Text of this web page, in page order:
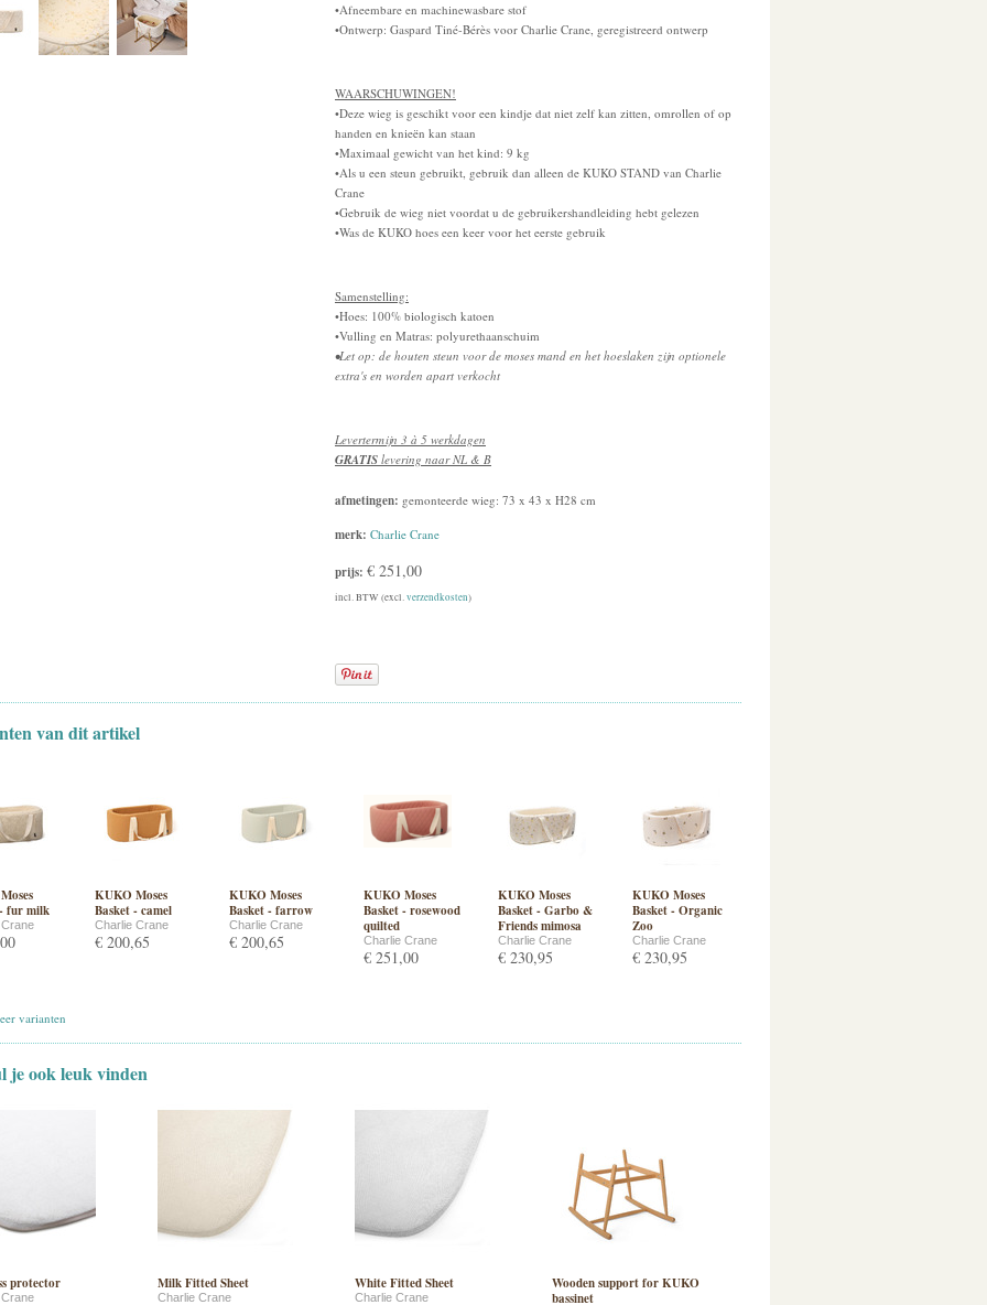
•Afneembare en machinewasbare stof
•Ontwerp: Gaspard Tiné-Bérès voor Charlie Crane, geregistreerd ontwerp
WAARSCHUWINGEN!
•Deze wieg is geschikt voor een kindje dat niet zelf kan zitten, omrollen of op
handen en knieën kan staan
•Maximaal gewicht van het kind: 9 kg
•Als u een steun gebruikt, gebruik dan alleen de KUKO STAND van Charlie
Crane
•Gebruik de wieg niet voordat u de gebruikershandleiding hebt gelezen
•Was de KUKO hoes een keer voor het eerste gebruik
Samenstelling:
•Hoes: 100% biologisch katoen
•Vulling en Matras: polyurethaanschuim
•Let op: de houten steun voor de moses mand en het hoeslaken zijn optionele
extra's en worden apart verkocht
Levertermijn 3 à 5 werkdagen
GRATIS levering naar NL & B
afmetingen: gemonteerde wieg: 73 x 43 x H28 cm
merk: Charlie Crane
prijs: € 251,00
incl. BTW (excl.verzendkosten)
van dit artikel
fur milk
KUKO Moses
Basket - camel
Charlie Crane
€ 200,65
KUKO Moses
Basket - farrow
Charlie Crane
€ 200,65
KUKO Moses
Basket - rosewood
quilted
Charlie Crane
€ 251,00
KUKO Moses
Basket - Garbo &
Friends mimosa
Charlie Crane
€ 230,95
KUKO Moses
Basket - Organic
Zoo
Charlie Crane
€ 230,95
varianten
je ook leuk vinden
protector Milk Fitted Sheet
Charlie Crane
White Fitted Sheet
Charlie Crane
Wooden support for KUKO
bassinet